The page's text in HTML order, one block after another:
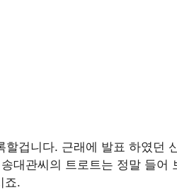
겁니다. 근래에 발표 하였던
대관씨의 트로트는 정말 들어
죠.